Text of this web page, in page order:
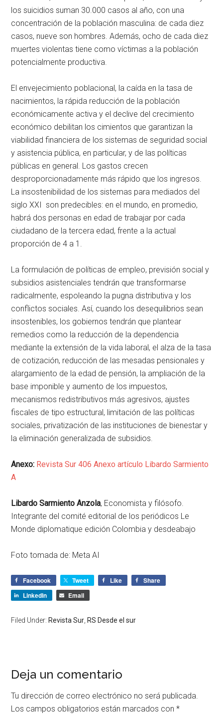
los suicidios suman 30.000 casos al año, con una
concentración de la población masculina: de cada diez
casos, nueve son hombres. Además, ocho de cada diez
muertes violentas tiene como víctimas a la población
potencialmente productiva.
El envejecimiento poblacional, la caída en la tasa de
nacimientos, la rápida reducción de la población
económicamente activa y el declive del crecimiento
económico debilitan los cimientos que garantizan la
viabilidad financiera de los sistemas de seguridad social
y asistencia pública, en particular, y de las políticas
públicas en general. Los gastos crecen
desproporcionadamente más rápido que los ingresos.
La insostenibilidad de los sistemas para mediados del
siglo XXI son predecibles: en el mundo, en promedio,
habrá dos personas en edad de trabajar por cada
ciudadano de la tercera edad, frente a la actual
proporción de 4 a 1.
La formulación de políticas de empleo, previsión social y
subsidios asistenciales tendrán que transformarse
radicalmente, espoleando la pugna distributiva y los
conflictos sociales. Así, cuando los desequilibrios sean
insostenibles, los gobiernos tendrán que plantear
remedios como la reducción de la dependencia
mediante la extensión de la vida laboral, el alza de la tasa
de cotización, reducción de las mesadas pensionales y
alargamiento de la edad de pensión, la ampliación de la
base imponible y aumento de los impuestos,
mecanismos redistributivos más agresivos, ajustes
fiscales de tipo estructural, limitación de las políticas
sociales, privatización de las instituciones de bienestar y
la eliminación generalizada de subsidios.
Anexo: Revista Sur 406 Anexo artículo Libardo Sarmiento
A
Libardo Sarmiento Anzola, Economista y filósofo.
Integrante del comité editorial de los periódicos Le
Monde diplomatique edición Colombia y desdeabajo
Foto tomada de: Meta AI
Facebook Tweet Like
Share
LinkedIn
Email
Filed Under: Revista Sur RS Desde el sur
Deja un comentario
Tu dirección de correo electrónico no será publicada.
Los campos obligatorios están marcados con*